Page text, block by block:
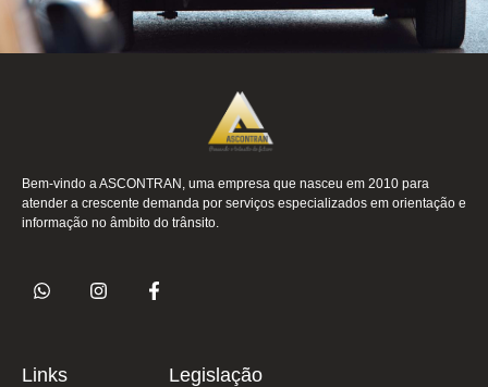
Bem-vindo a ASCONTRAN, uma empresa que nasceu em 2010 para
atender a crescente demanda por serviços especializados em orientação e
informação no âmbito do trânsito.
Links Legislação